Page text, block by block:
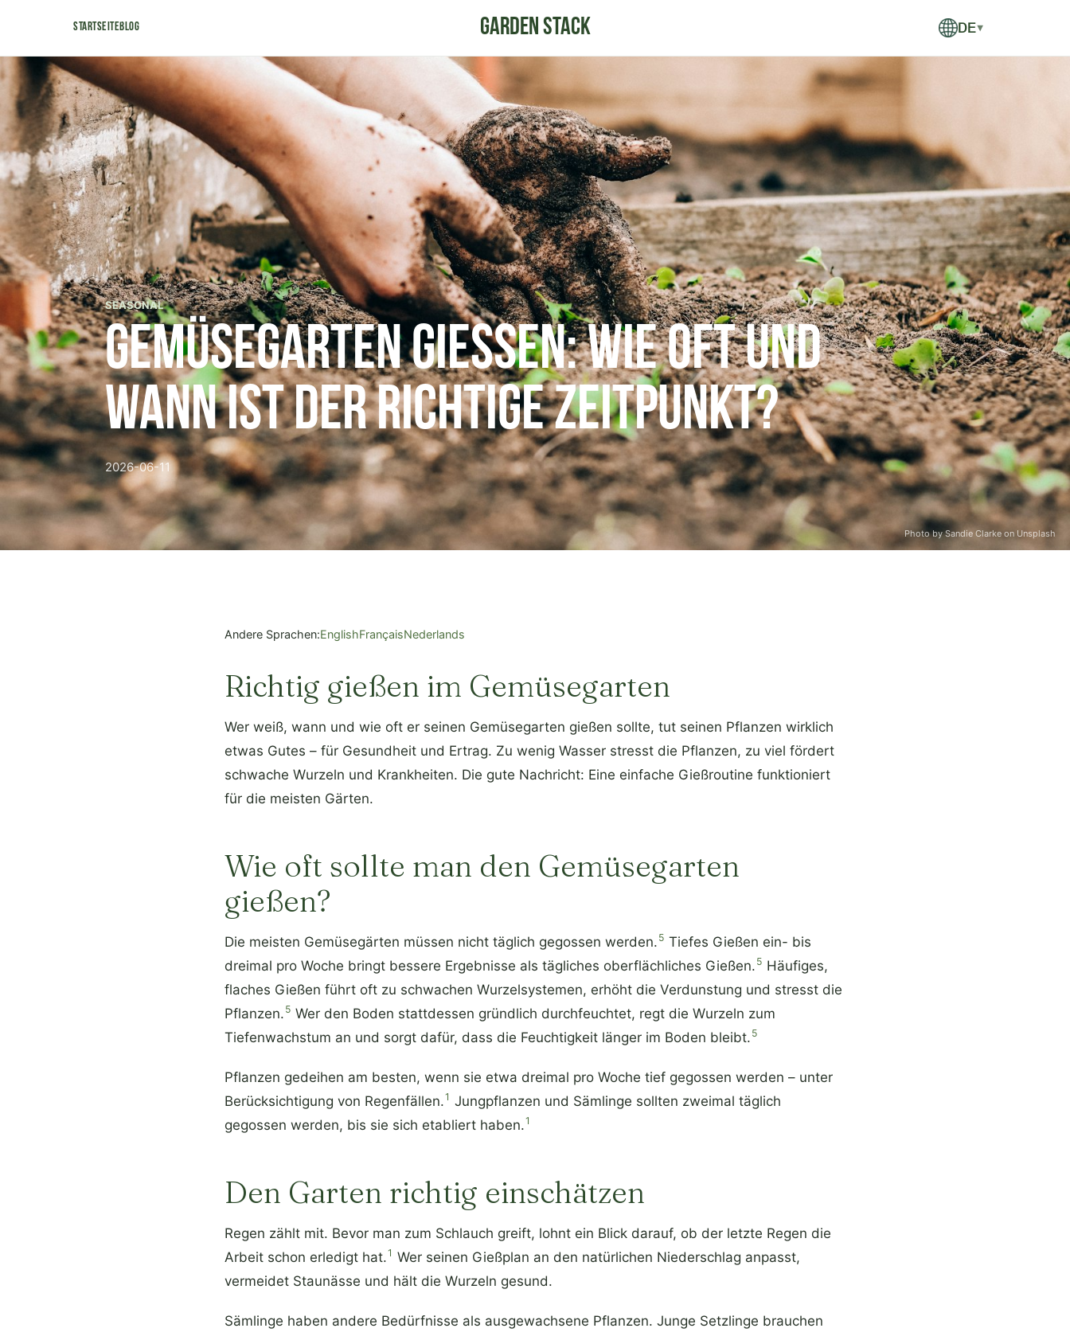
StartseiteBlog DE▼
SEASONAL
Gemüsegarten gießen: Wie oft und
wann ist der richtige Zeitpunkt?
2026-06-11
Photo by Sandie Clarke on Unsplash
Andere Sprachen:EnglishFrançaisNederlands
Richtig gießen im Gemüsegarten
Wer weiß, wann und wie oft er seinen Gemüsegarten gießen sollte, tut seinen Pflanzen wirklich
etwas Gutes – für Gesundheit und Ertrag. Zu wenig Wasser stresst die Pflanzen, zu viel fördert
schwache Wurzeln und Krankheiten. Die gute Nachricht: Eine einfache Gießroutine funktioniert
für die meisten Gärten.
Wie oft sollte man den Gemüsegarten
gießen?
Die meisten Gemüsegärten müssen nicht täglich gegossen werden. 5 Tiefes Gießen ein- bis
dreimal pro Woche bringt bessere Ergebnisse als tägliches oberflächliches Gießen. 5 Häufiges,
flaches Gießen führt oft zu schwachen Wurzelsystemen, erhöht die Verdunstung und stresst die
Pflanzen. 5 Wer den Boden stattdessen gründlich durchfeuchtet, regt die Wurzeln zum
Tiefenwachstum an und sorgt dafür, dass die Feuchtigkeit länger im Boden bleibt. 5
Pflanzen gedeihen am besten, wenn sie etwa dreimal pro Woche tief gegossen werden – unter
Berücksichtigung von Regenfällen.1 Jungpflanzen und Sämlinge sollten zweimal täglich
gegossen werden, bis sie sich etabliert haben.1
Den Garten richtig einschätzen
Regen zählt mit. Bevor man zum Schlauch greift, lohnt ein Blick darauf, ob der letzte Regen die
Arbeit schon erledigt hat.1 Wer seinen Gießplan an den natürlichen Niederschlag anpasst,
vermeidet Staunässe und hält die Wurzeln gesund.
Sämlinge haben andere Bedürfnisse als ausgewachsene Pflanzen. Junge Setzlinge brauchen